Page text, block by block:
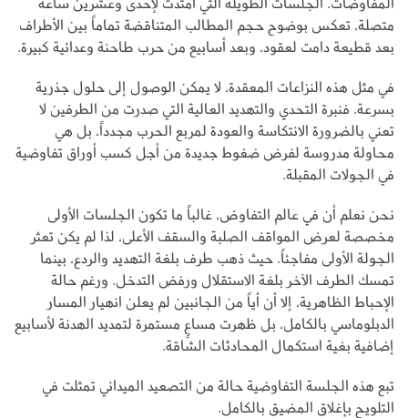
متصلة، تعكس بوضوح حجم المطالب المتناقضة تماماً بين الأطراف
بعد قطيعة دامت لعقود، وبعد أسابيع من حرب طاحنة وعدائية كبيرة.
في مثل هذه النزاعات المعقدة، لا يمكن الوصول إلى حلول جذرية
بسرعة. فنبرة التحدي والتهديد العالية التي صدرت من الطرفين لا
تعني بالضرورة الانتكاسة والعودة لمربع الحرب مجدداً، بل هي
محاولة مدروسة لفرض ضغوط جديدة من أجل كسب أوراق تفاوضية
في الجولات المقبلة.
نحن نعلم أن في عالم التفاوض، غالباً ما تكون الجلسات الأولى
مخصصة لعرض المواقف الصلبة والسقف الأعلى، لذا لم يكن تعثر
الجولة الأولى مفاجئاً. حيث ذهب طرف بلغة التهديد والردع، بينما
تمسك الطرف الآخر بلغة الاستقلال ورفض التدخل. ورغم حالة
الإحباط الظاهرية، إلا أن أياً من الجانبين لم يعلن انهيار المسار
الدبلوماسي بالكامل، بل ظهرت مساعٍ مستمرة لتمديد الهدنة لأسابيع
إضافية بغية استكمال المحادثات الشاقة.
تبع هذه الجلسة التفاوضية حالة من التصعيد الميداني تمثلت في
التلويح بإغلاق المضيق بالكامل.